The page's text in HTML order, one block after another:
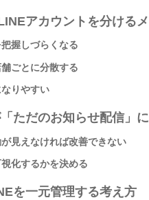
アカウントを分ける
握しづらくなる
ごとに分散する
りやすい
ただのお知らせ配信」
見えなければ改善できない
化するかを決める
を一元管理する考え方